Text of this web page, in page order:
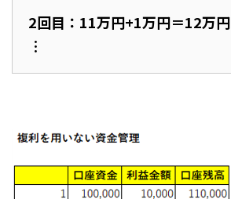
2回目：11万円+1万円＝12万円
︙